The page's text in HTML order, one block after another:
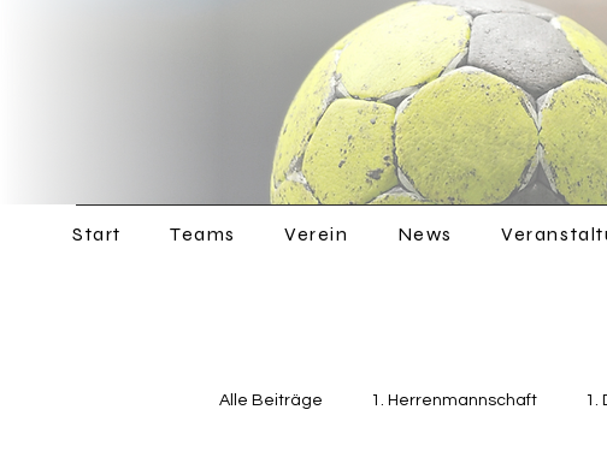
Start Teams Verein News
Alle Beiträge 1. Herrenmannschaft 1.